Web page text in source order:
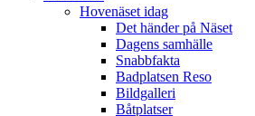
Hovenäset idag
Det händer på Näset
Dagens samhälle
Snabbfakta
Badplatsen Reso
Bildgalleri
Båtplatser